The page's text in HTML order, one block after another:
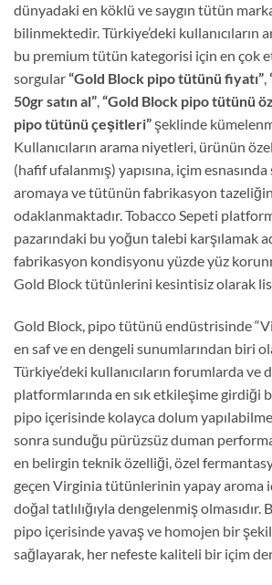
dünyadaki en köklü ve saygın tütün
bilinmektedir. Türkiye’deki kullanıcıların
bu premium tütün kategorisi için en çok
sorgular“Gold Block pipo tütünü fiyatı”,
50gr satın al”,“Gold Block pipo tütünü
pipo tütünü çeşitleri”şeklinde
Kullanıcıların arama niyetleri, ürünün
(hafif ufalanmış) yapısına, içim
aromaya ve tütünün fabrikasyon
odaklanmaktadır. Tobacco Sepeti
pazarındaki bu yoğun talebi karşılamak
fabrikasyon kondisyonu yüzde yüz
Gold Block tütünlerini kesintisiz olarak
Gold Block, pipo tütünü endüstrisinde
en saf ve en dengeli sunumlarından biri
Türkiye’deki kullanıcıların forumlarda ve
platformlarında en sık etkileşime girdiği
pipo içerisinde kolayca dolum
sonra sunduğu pürüzsüz duman
en belirgin teknik özelliği, özel
geçen Virginia tütünlerinin yapay aroma
doğal tatlılığıyla dengelenmiş olmasıdır.
pipo içerisinde yavaş ve homojen bir
sağlayarak, her nefeste kaliteli bir içim